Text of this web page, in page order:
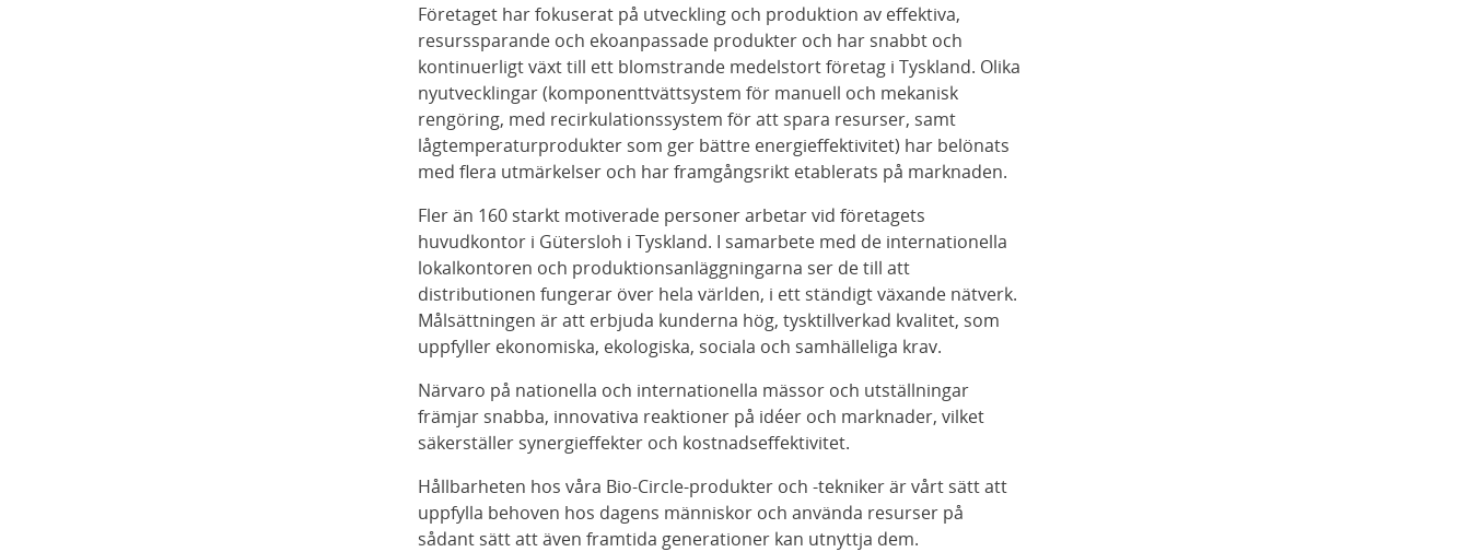
Företaget har fokuserat på utveckling och produktion av effektiva,
resurssparande och ekoanpassade produkter och har snabbt och
kontinuerligt växt till ett blomstrande medelstort företag i Tyskland. Olika
nyutvecklingar (komponenttvättsystem för manuell och mekanisk
rengöring, med recirkulationssystem för att spara resurser, samt
lågtemperaturprodukter som ger bättre energieffektivitet) har belönats
med flera utmärkelser och har framgångsrikt etablerats på marknaden.
Fler än 160 starkt motiverade personer arbetar vid företagets
huvudkontor i Gütersloh i Tyskland. I samarbete med de internationella
lokalkontoren och produktionsanläggningarna ser de till att
distributionen fungerar över hela världen, i ett ständigt växande nätverk.
Målsättningen är att erbjuda kunderna hög, tysktillverkad kvalitet, som
uppfyller ekonomiska, ekologiska, sociala och samhälleliga krav.
Närvaro på nationella och internationella mässor och utställningar
främjar snabba, innovativa reaktioner på idéer och marknader, vilket
säkerställer synergieffekter och kostnadseffektivitet.
Hållbarheten hos våra Bio-Circle-produkter och -tekniker är vårt sätt att
uppfylla behoven hos dagens människor och använda resurser på
sådant sätt att även framtida generationer kan utnyttja dem.